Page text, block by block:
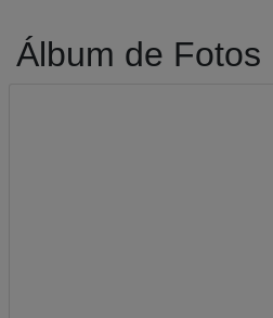
Álbum de Fotos